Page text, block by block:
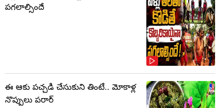
పగలాల్సిందే
ఈ ఆకు పచ్చడి చేసుకుని తింటే.. మోకాళ్ల
నొప్పులు పరార్‌